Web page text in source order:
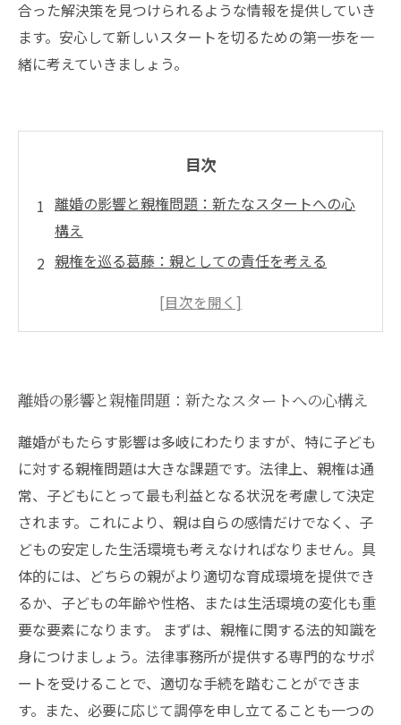
合った解決策を見つけられるような情報を提供していき
ます。安心して新しいスタートを切るための第一歩を一
緒に考えていきましょう。
目次
離婚の影響と親権問題：新たなスタートへの心
構え
親権を巡る葛藤：親としての責任を考える
法律を知らないあなたへ：親権問題の基本知識
新しい未来を築くために：親権問題を乗り越え
る方法
離婚の影響と親権問題：新たなスタートへの心構え
離婚がもたらす影響は多岐にわたりますが、特に子ども
に対する親権問題は大きな課題です。法律上、親権は通
常、子どもにとって最も利益となる状況を考慮して決定
されます。これにより、親は自らの感情だけでなく、子
どもの安定した生活環境も考えなければなりません。具
体的には、どちらの親がより適切な育成環境を提供でき
るか、子どもの年齢や性格、または生活環境の変化も重
要な要素になります。 まずは、親権に関する法的知識を
身につけましょう。法律事務所が提供する専門的なサポ
ートを受けることで、適切な手続を踏むことができま
す。また、必要に応じて調停を申し立てることも一つの